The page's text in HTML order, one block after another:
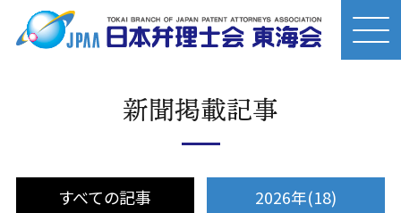
新聞掲載記事
すべての記事 2026年(18)